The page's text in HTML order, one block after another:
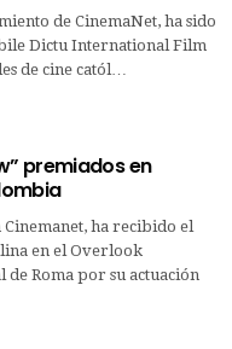
de CinemaNet, ha sido
Dictu International Film
de cine catól…
premiados en
ha recibido el
en el Overlook
Roma por su actuación